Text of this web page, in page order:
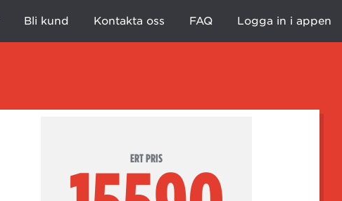
Bli kund Kontakta oss FAQ Logga in i appen
ERT PRIS